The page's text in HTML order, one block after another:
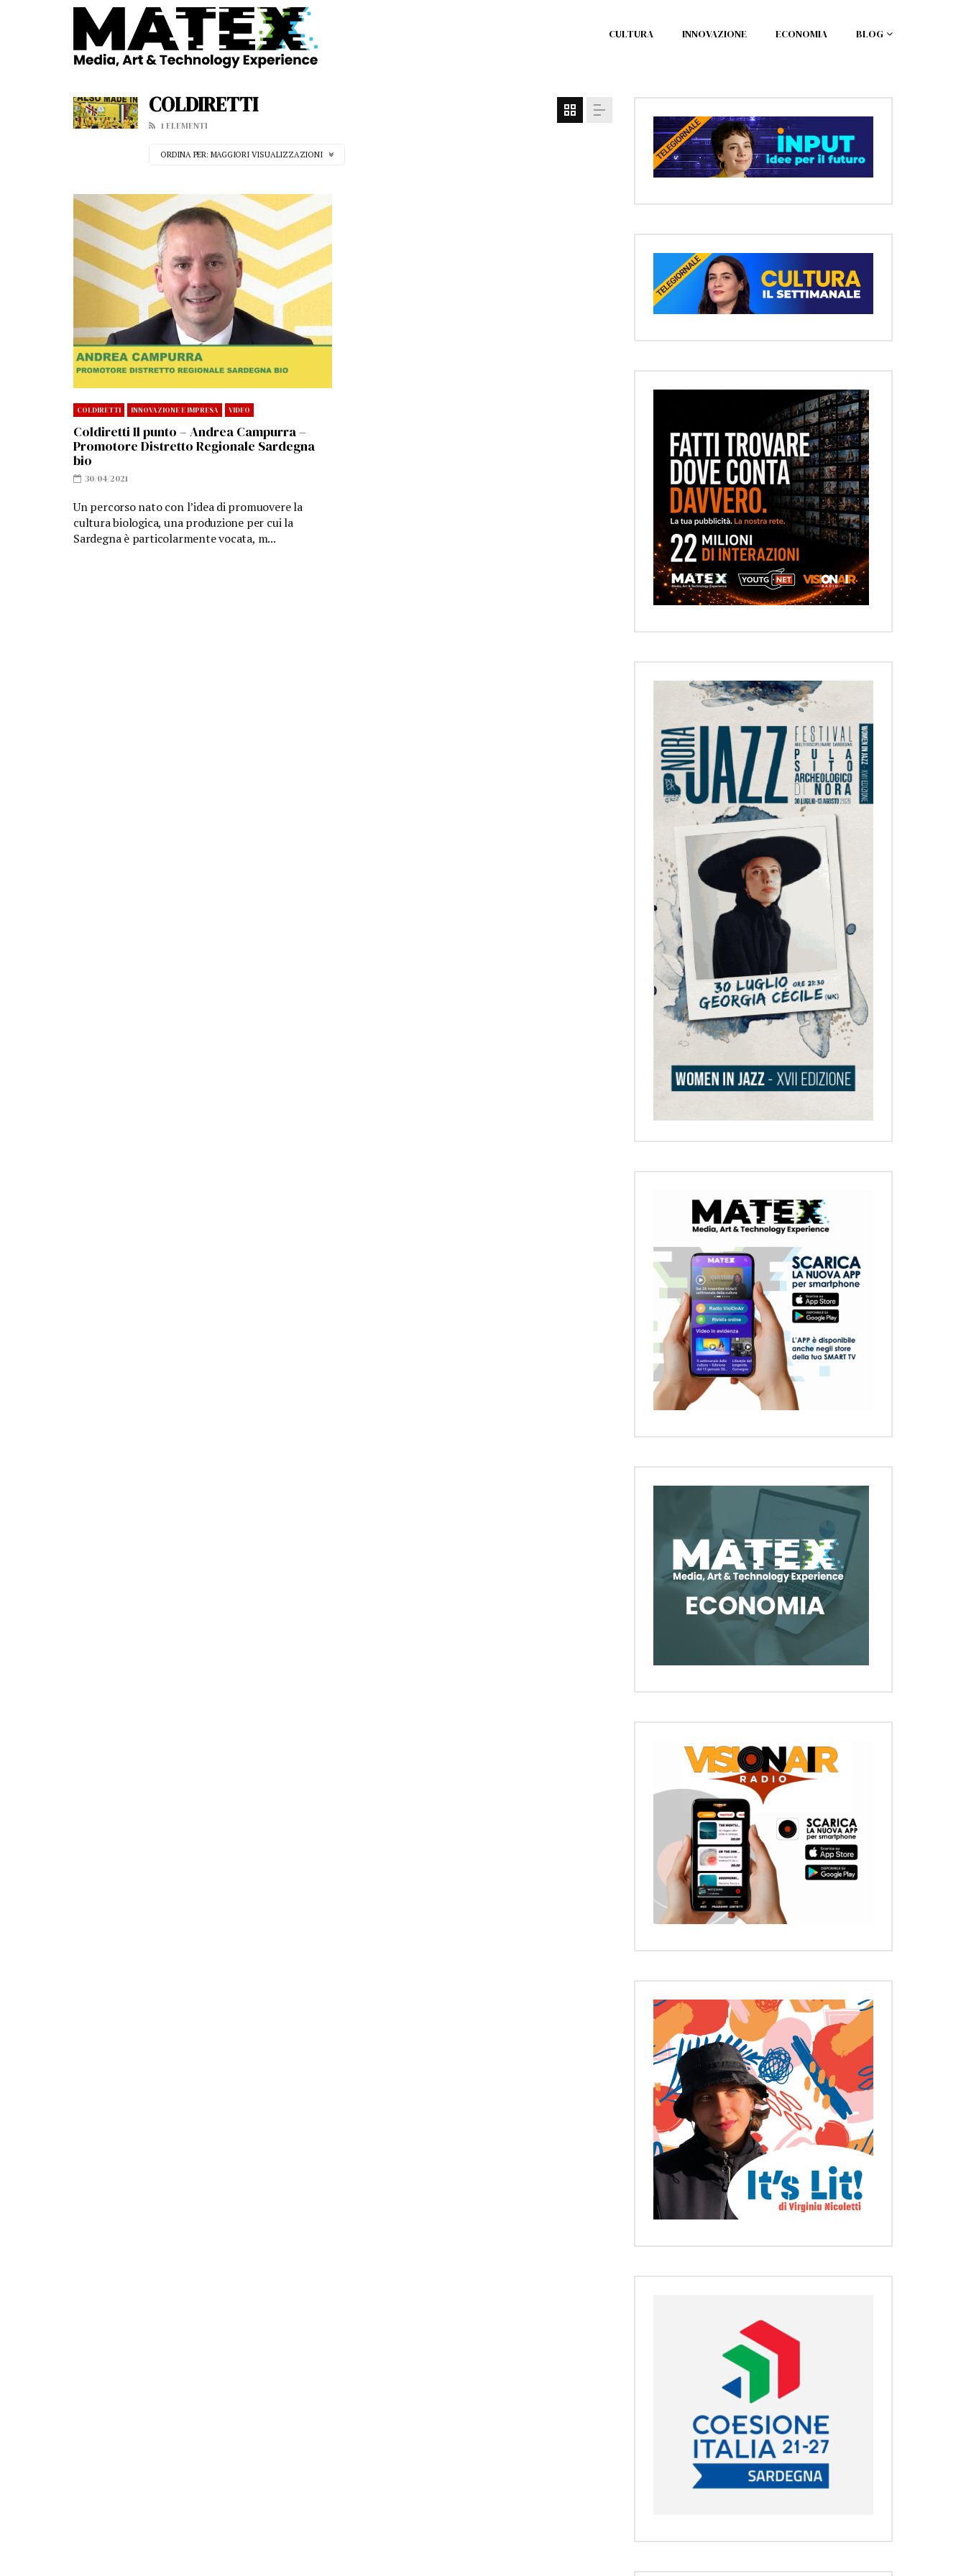
CULTURA INNOVAZIONE ECONOMIA BLOG
COLDIRETTI
1 ELEMENTI
ORDINA PER: MAGGIORI VISUALIZZAZIONI
COLDIRETTI INNOVAZIONE E IMPRESA VIDEO
Coldiretti Il punto – Andrea Campurra –
Promotore Distretto Regionale Sardegna
bio
30/04/2021
Un percorso nato con l’idea di promuovere la
cultura biologica, una produzione per cui la
Sardegna è particolarmente vocata, m...